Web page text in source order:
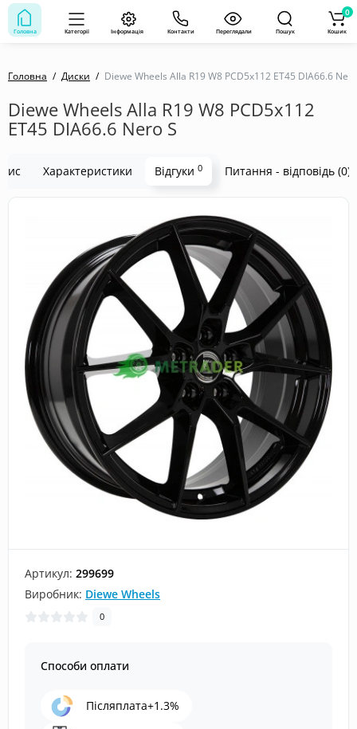
Головна Категорії Інформація Контакти Переглядали Пошук Кошик
0
Головна Диски Diewe Wheels Alla R19 W8 PCD5x112 ET45 DIA66.6
Diewe Wheels Alla R19 W8 PCD5x112
ET45 DIA66.6 Nero S
Характеристики Відгуки 0 Питання - відповідь (0)
Артикул: 299699
Виробник: Diewe Wheels
0
Способи оплати
Післяплата+1.3%